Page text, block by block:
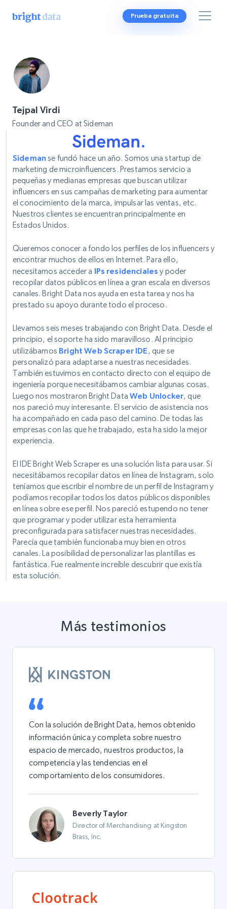
Prueba gratuita
Tejpal Virdi
Founder and CEO at Sideman
Sidemanse fundó hace un año. Somos una startup de
marketing de microinfluencers. Prestamos servicio a
pequeñas y medianas empresas que buscan utilizar
influencers en sus campañas de marketing para aumentar
el conocimiento de la marca, impulsar las ventas, etc.
Nuestros clientes se encuentran principalmente en
Estados Unidos.
Queremos conocer a fondo los perfiles de los influencers y
encontrar muchos de ellos en Internet. Para ello,
necesitamos acceder a IPs residenciales y poder
recopilar datos públicos en línea a gran escala en diversos
canales. Bright Data nos ayuda en esta tarea y nos ha
prestado su apoyo durante todo el proceso.
Llevamos seis meses trabajando con Bright Data. Desde el
principio, el soporte ha sido maravilloso. Al principio
utilizábamos Bright Web Scraper IDE, que se
personalizó para adaptarse a nuestras necesidades.
También estuvimos en contacto directo con el equipo de
ingeniería porque necesitábamos cambiar algunas cosas.
Luego nos mostraron Bright DataWeb Unlocker, que
nos pareció muy interesante. El servicio de asistencia nos
ha acompañado en cada paso del camino. De todas las
empresas con las que he trabajado, esta ha sido la mejor
experiencia.
El IDE Bright Web Scraper es una solución lista para usar. Si
necesitábamos recopilar datos en línea de Instagram, solo
teníamos que escribir el nombre de un perfil de Instagram y
podíamos recopilar todos los datos públicos disponibles
en línea sobre ese perfil. Nos pareció estupendo no tener
que programar y poder utilizar esta herramienta
preconfigurada para satisfacer nuestras necesidades.
Parecía que también funcionaba muy bien en otros
canales. La posibilidad de personalizar las plantillas es
fantástica. Fue realmente increíble descubrir que existía
esta solución.
Más testimonios
Con la solución de Bright Data, hemos obtenido
información única y completa sobre nuestro
espacio de mercado, nuestros productos, la
competencia y las tendencias en el
comportamiento de los consumidores.
Beverly Taylor
Director of Merchandising at Kingston
Brass, Inc.